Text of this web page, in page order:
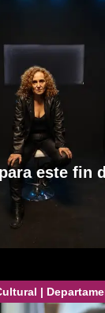
este fin
|